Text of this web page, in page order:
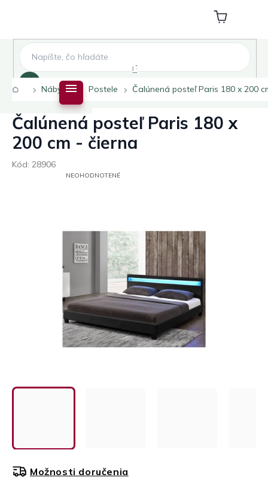
Nákupný
košík
Domov
Nábytok Postele Čalúnená posteľ Paris 180 x 200
Čalúnená posteľ Paris 180 x
200 cm - čierna
Kód: 28906
PRIEMERNÉ
HVIEZDIČIEK.
NEOHODNOTENÉ
Možnosti doručenia